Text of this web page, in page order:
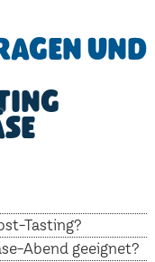
und
Tasting?
Abend geeignet?